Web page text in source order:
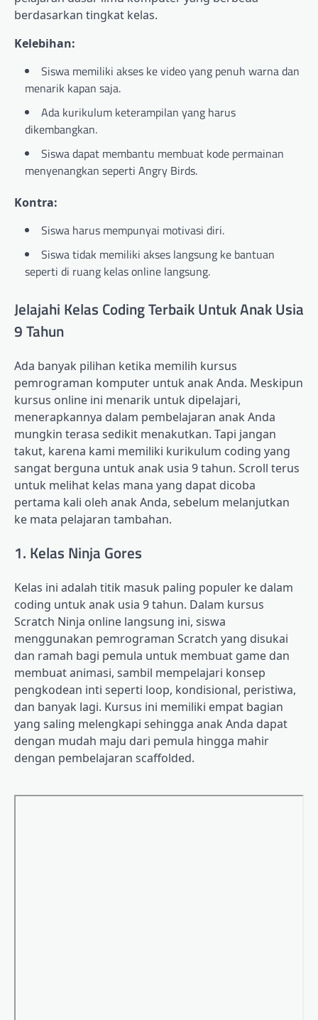
berdasarkan tingkat kelas.
Kelebihan:
Siswa memiliki akses ke video yang penuh warna dan
menarik kapan saja.
Ada kurikulum keterampilan yang harus
dikembangkan.
Siswa dapat membantu membuat kode permainan
menyenangkan seperti Angry Birds.
Kontra:
Siswa harus mempunyai motivasi diri.
Siswa tidak memiliki akses langsung ke bantuan
seperti di ruang kelas online langsung.
Jelajahi Kelas Coding Terbaik Untuk Anak Usia
9 Tahun
Ada banyak pilihan ketika memilih kursus
pemrograman komputer untuk anak Anda. Meskipun
kursus online ini menarik untuk dipelajari,
menerapkannya dalam pembelajaran anak Anda
mungkin terasa sedikit menakutkan. Tapi jangan
takut, karena kami memiliki kurikulum coding yang
sangat berguna untuk anak usia 9 tahun. Scroll terus
untuk melihat kelas mana yang dapat dicoba
pertama kali oleh anak Anda, sebelum melanjutkan
ke mata pelajaran tambahan.
1. Kelas Ninja Gores
Kelas ini adalah titik masuk paling populer ke dalam
coding untuk anak usia 9 tahun. Dalam kursus
Scratch Ninja online langsung ini, siswa
menggunakan pemrograman Scratch yang disukai
dan ramah bagi pemula untuk membuat game dan
membuat animasi, sambil mempelajari konsep
pengkodean inti seperti loop, kondisional, peristiwa,
dan banyak lagi. Kursus ini memiliki empat bagian
yang saling melengkapi sehingga anak Anda dapat
dengan mudah maju dari pemula hingga mahir
dengan pembelajaran scaffolded.